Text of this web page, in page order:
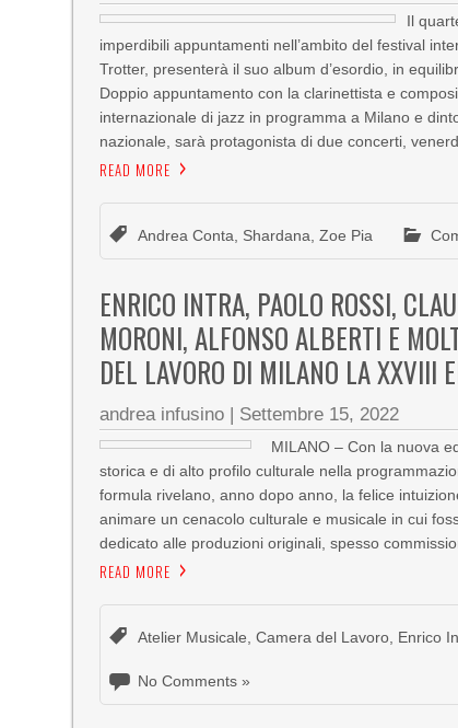
Il
imperdibili appuntamenti nell’ambito del festival
Trotter, presenterà il suo album d’esordio, in
Doppio appuntamento con la clarinettista e
internazionale di jazz in programma a Milano e
nazionale, sarà protagonista di due concerti,
READ MORE
Andrea Conta Shardana ,Zoe Pia
ENRICO INTRA, PAOLO ROSSI,
MORONI, ALFONSO ALBERTI E
DEL LAVORO DI MILANO LA XXVIII
andrea infusino | Settembre 15, 2022
MILANO – Con la nuova
storica e di alto profilo culturale nella
formula rivelano, anno dopo anno, la felice
animare un cenacolo culturale e musicale in cui
dedicato alle produzioni originali, spesso
READ MORE
Atelier Musicale ,Camera del Lavoro Enrico
No Comments »